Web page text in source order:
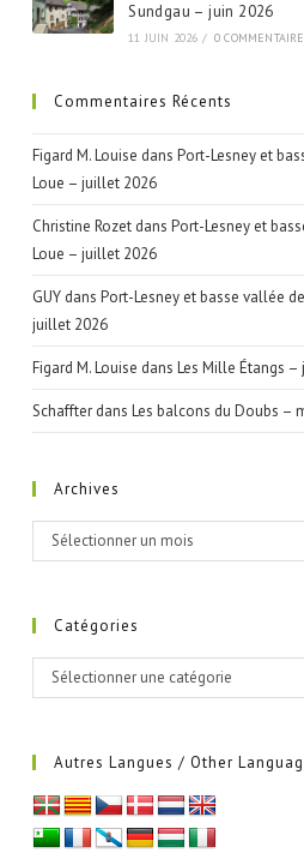
Sundgau – juin 2026
11 JUIN 2026 / 0 COMMENTAIRE
Commentaires Récents
Figard M. Louise dans Port-Lesney et
Loue – juillet 2026
Christine Rozet dans Port-Lesney et
Loue – juillet 2026
GUY dans Port-Lesney et basse vallée
juillet 2026
Figard M. Louise dans Les Mille Étangs –
Schaffter dans Les balcons du Doubs –
Archives
Sélectionner un mois
Catégories
Sélectionner une catégorie
Autres Langues / Other